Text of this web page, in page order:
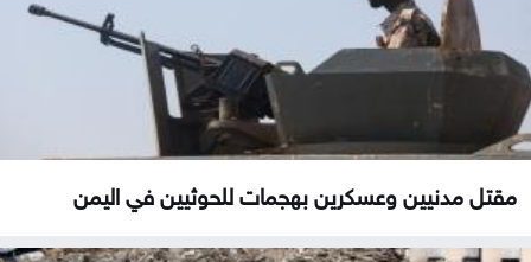
مقتل مدنيين وعسكرين بهجمات للحوثيين في اليمن